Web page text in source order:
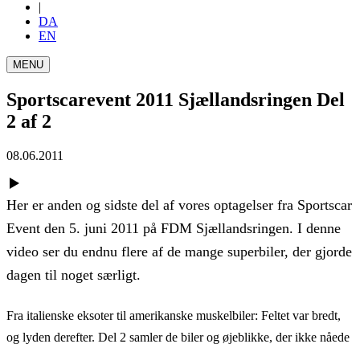
|
DA
EN
MENU
Sportscarevent 2011 Sjællandsringen Del
2 af 2
08.06.2011
Her er anden og sidste del af vores optagelser fra Sportscar
Event den 5. juni 2011 på FDM Sjællandsringen. I denne
video ser du endnu flere af de mange superbiler, der gjorde
dagen til noget særligt.
Fra italienske eksoter til amerikanske muskelbiler: Feltet var bredt,
og lyden derefter. Del 2 samler de biler og øjeblikke, der ikke nåede